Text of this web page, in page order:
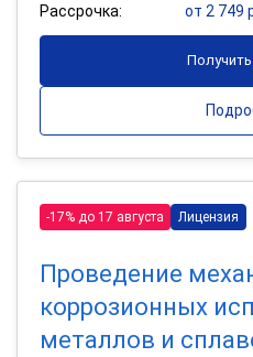
Рассрочка:
от 2 749
-17% до 17 августа Лицензия
Проведение
коррозионных
металлов и